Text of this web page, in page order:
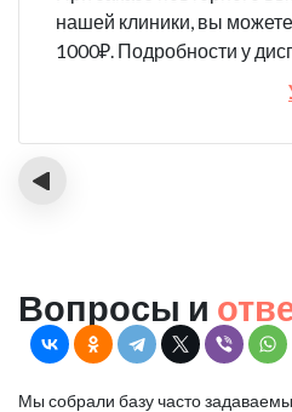
нашей клиники, вы
1000₽. Подробности у
‹
Вопросы и
Мы собрали базу часто